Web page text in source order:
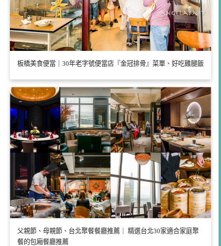
板橋美食便當｜30年老字號便當店『金冠排骨』菜單、好吃雞腿飯
父親節、母親節、台北聚餐餐廳推薦｜ 精選台北30家適合家庭聚
餐的包廂餐廳推薦